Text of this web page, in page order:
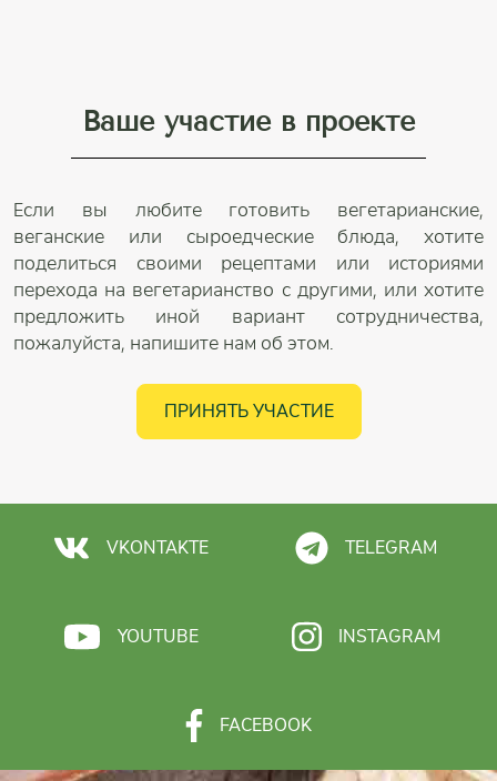
Ваше участие в проекте
Если вы любите готовить вегетарианские,
веганские или сыроедческие блюда, хотите
поделиться своими рецептами или историями
перехода на вегетарианство с другими, или хотите
предложить иной вариант сотрудничества,
пожалуйста, напишите нам об этом.
ПРИНЯТЬ УЧАСТИЕ
VKONTAKTE TELEGRAM
YOUTUBE INSTAGRAM
FACEBOOK